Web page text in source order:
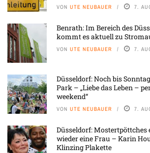
VON UTE NEUBAUER 7.
Benrath: Im Bereich des
kommt es aktuell zu
VON UTE NEUBAUER 7.
Düsseldorf: Noch bis
Park – „Liebe das Leben –
weekend“
VON UTE NEUBAUER 7.
Düsseldorf: Mostertpöttches
wieder eine Frau – Karin
Klinzing Plakette